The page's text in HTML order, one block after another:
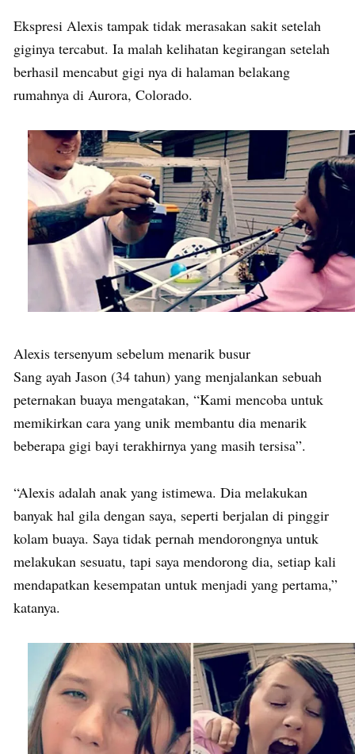
Ekspresi Alexis tampak tidak merasakan sakit setelah
giginya tercabut. Ia malah kelihatan kegirangan setelah
berhasil mencabut gigi nya di halaman belakang
rumahnya di Aurora, Colorado.
Alexis tersenyum sebelum menarik busur
Sang ayah Jason (34 tahun) yang menjalankan sebuah
peternakan buaya mengatakan, “Kami mencoba untuk
memikirkan cara yang unik membantu dia menarik
beberapa gigi bayi terakhirnya yang masih tersisa”.
“Alexis adalah anak yang istimewa. Dia melakukan
banyak hal gila dengan saya, seperti berjalan di pinggir
kolam buaya. Saya tidak pernah mendorongnya untuk
melakukan sesuatu, tapi saya mendorong dia, setiap kali
mendapatkan kesempatan untuk menjadi yang pertama,”
katanya.